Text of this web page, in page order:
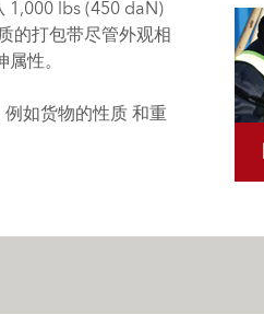
1,000 lbs (450 daN)
的打包带尽管外观相
性。
如货物的性质 和重